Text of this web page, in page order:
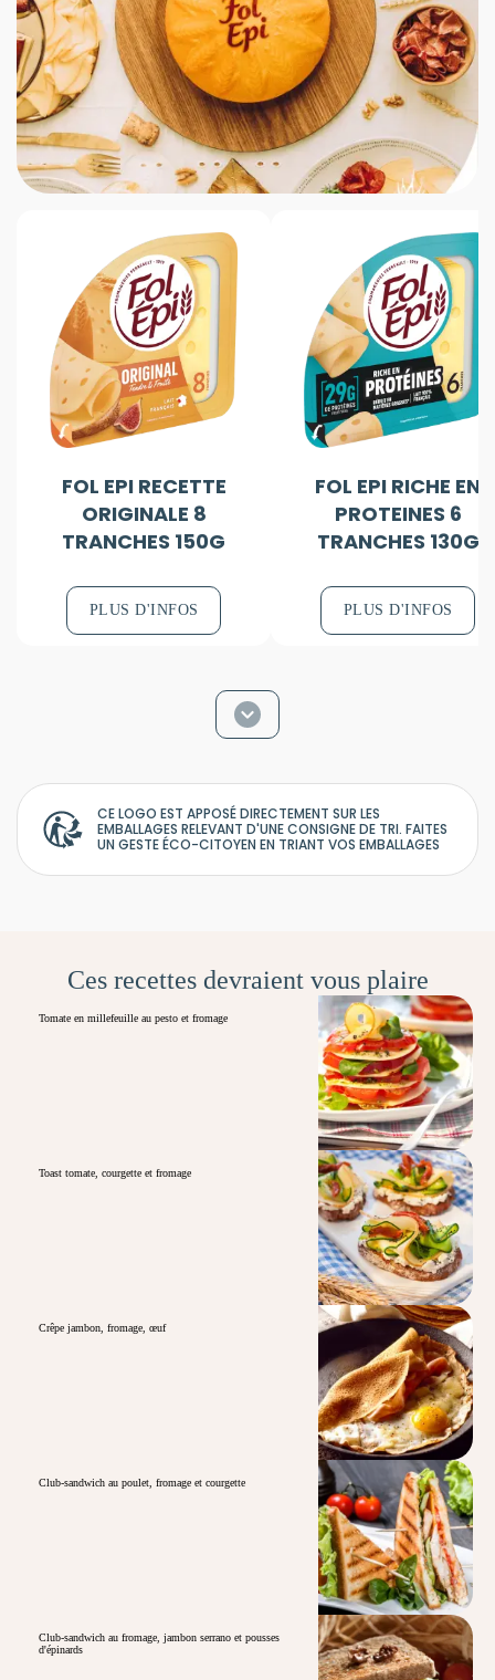
FOL EPI RECETTE
ORIGINALE 8
TRANCHES 150G
PLUS D'INFOS
FOL EPI RICHE EN
PROTEINES 6
TRANCHES 130G
PLUS D'INFOS
CE LOGO EST APPOSÉ DIRECTEMENT SUR LES
EMBALLAGES RELEVANT D'UNE CONSIGNE DE TRI. FAITES
UN GESTE ÉCO-CITOYEN EN TRIANT VOS EMBALLAGES
Ces recettes devraient vous plaire
Tomate en millefeuille au pesto et fromage
Toast tomate, courgette et fromage
Crêpe jambon, fromage, œuf
Club-sandwich au poulet, fromage et courgette
Club-sandwich au fromage, jambon serrano et pousses
d'épinards